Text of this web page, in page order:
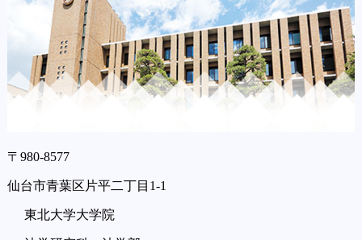
〒980-8577
仙台市青葉区片平二丁目1-1
東北大学大学院